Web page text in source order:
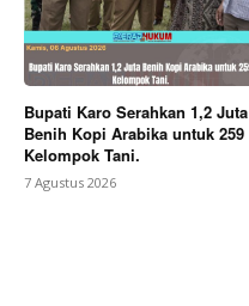
Bupati Karo Serahkan 1,2 Juta
Benih Kopi Arabika untuk 259
Kelompok Tani.
7 Agustus 2026